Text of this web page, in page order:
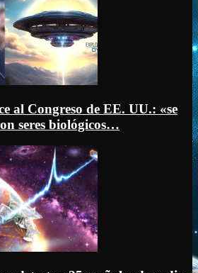
al Congreso de EE. UU.: «se
seres biológicos…